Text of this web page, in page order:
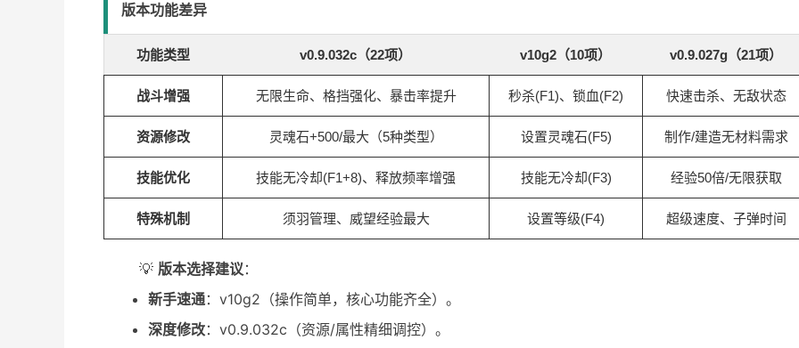
版本功能差异
功能类型 v0.9.032c（22项） v10g2（10项） v0.9.027g（21项）
战斗增强 无限生命、格挡强化、暴击率提升 秒杀(F1)、锁血(F2) 快速击杀、无敌状态
资源修改 灵魂石+500/最大（5种类型） 设置灵魂石(F5) 制作/建造无材料需求
技能优化 技能无冷却(F1+8)、释放频率增强 技能无冷却(F3) 经验50倍/无限获取
特殊机制 须羽管理、威望经验最大 设置等级(F4) 超级速度、子弹时间
💡 版本选择建议：
新手速通：v10g2（操作简单，核心功能齐全）。
深度修改：v0.9.032c（资源/属性精细调控）。